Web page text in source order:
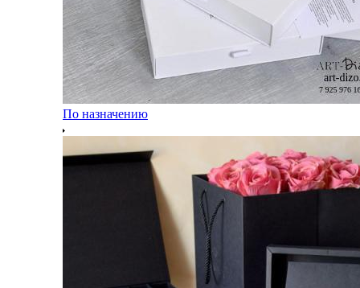
По назначению